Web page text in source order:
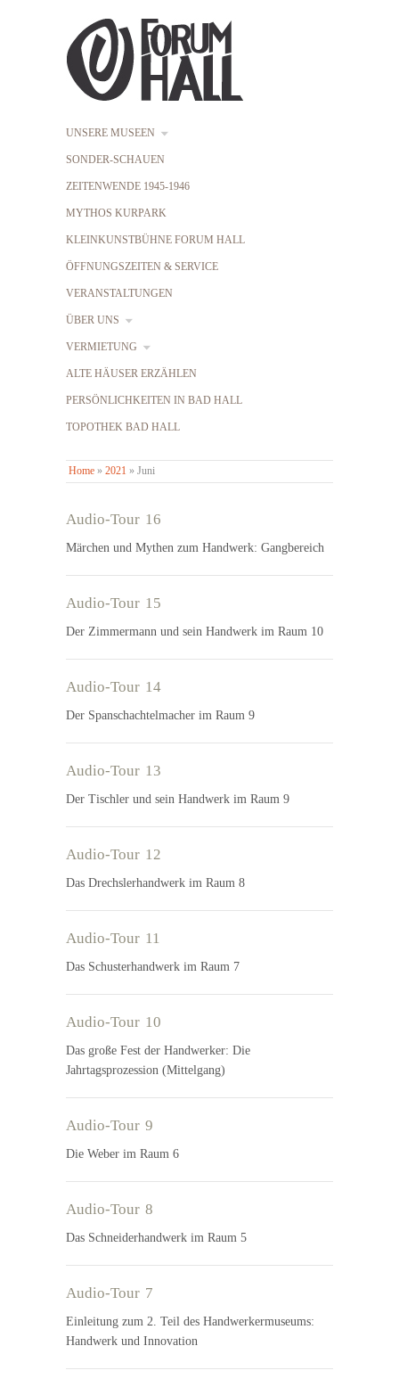
UNSERE MUSEEN
SONDER-SCHAUEN
ZEITENWENDE 1945-1946
MYTHOS KURPARK
KLEINKUNSTBÜHNE FORUM HALL
ÖFFNUNGSZEITEN & SERVICE
VERANSTALTUNGEN
ÜBER UNS
VERMIETUNG
ALTE HÄUSER ERZÄHLEN
PERSÖNLICHKEITEN IN BAD HALL
TOPOTHEK BAD HALL
Home » 2021 » Juni
Audio-Tour 16
Märchen und Mythen zum Handwerk: Gangbereich
Audio-Tour 15
Der Zimmermann und sein Handwerk im Raum 10
Audio-Tour 14
Der Spanschachtelmacher im Raum 9
Audio-Tour 13
Der Tischler und sein Handwerk im Raum 9
Audio-Tour 12
Das Drechslerhandwerk im Raum 8
Audio-Tour 11
Das Schusterhandwerk im Raum 7
Audio-Tour 10
Das große Fest der Handwerker: Die
Jahrtagsprozession (Mittelgang)
Audio-Tour 9
Die Weber im Raum 6
Audio-Tour 8
Das Schneiderhandwerk im Raum 5
Audio-Tour 7
Einleitung zum 2. Teil des Handwerkermuseums:
Handwerk und Innovation